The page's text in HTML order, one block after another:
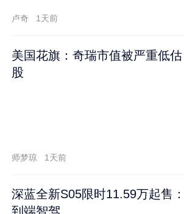
卢奇 1天前
美国花旗：奇瑞市值被严重低
股
师梦琼 1天前
深蓝全新S05限时11.59万起售
到端智驾